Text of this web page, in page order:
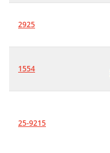
2925
1554
25-9215